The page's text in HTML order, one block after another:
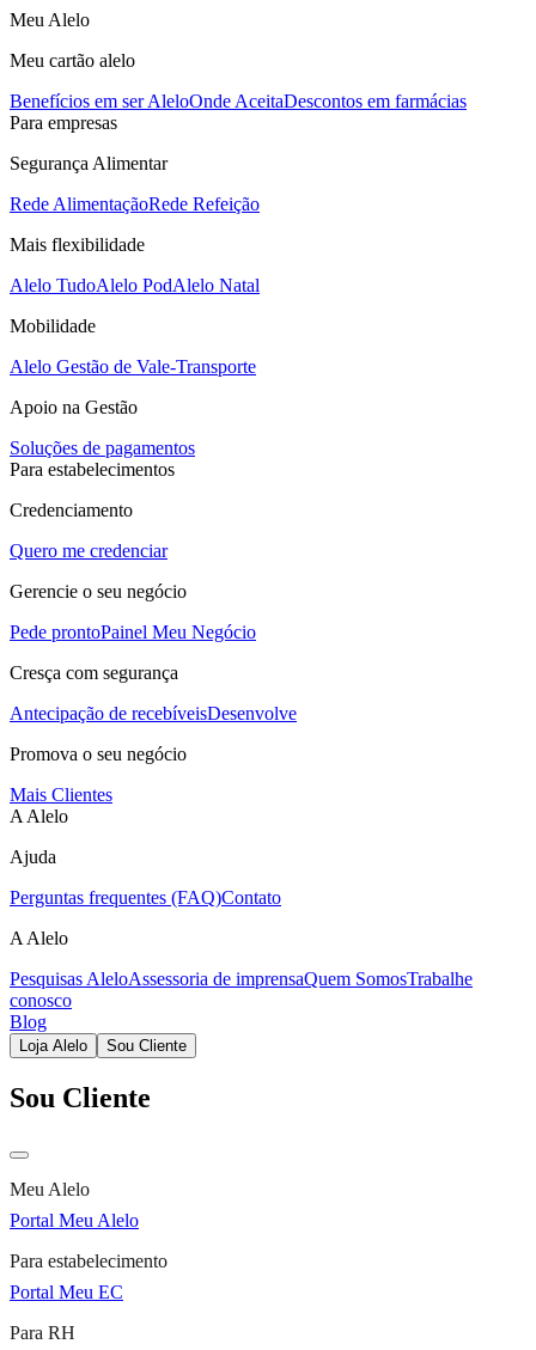
Meu Alelo
Meu cartão alelo
Benefícios em ser AleloOnde AceitaDescontos em farmácias
Para empresas
Segurança Alimentar
Rede AlimentaçãoRede Refeição
Mais flexibilidade
Alelo TudoAlelo PodAlelo Natal
Mobilidade
Alelo Gestão de Vale-Transporte
Apoio na Gestão
Soluções de pagamentos
Para estabelecimentos
Credenciamento
Quero me credenciar
Gerencie o seu negócio
Pede prontoPainel Meu Negócio
Cresça com segurança
Antecipação de recebíveisDesenvolve
Promova o seu negócio
Mais Clientes
A Alelo
Ajuda
Perguntas frequentes (FAQ)Contato
A Alelo
Pesquisas AleloAssessoria de imprensaQuem SomosTrabalhe
conosco
Blog
Loja Alelo Sou Cliente
Sou Cliente
Meu Alelo
Portal Meu Alelo
Para estabelecimento
Portal Meu EC
Para RH